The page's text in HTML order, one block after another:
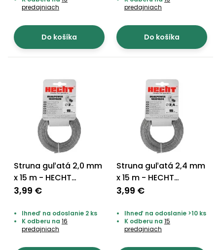
predajniach
Do košíka
predajniach
Do košíka
Struna guľatá 2,0 mm
x 15 m - HECHT
10301520
3,99 €
Ihneď na odoslanie 2 ks
K odberu na 16
predajniach
Struna guľatá 2,4 mm
x 15 m - HECHT
10301524
3,99 €
Ihneď na odoslanie >10 ks
K odberu na 15
predajniach